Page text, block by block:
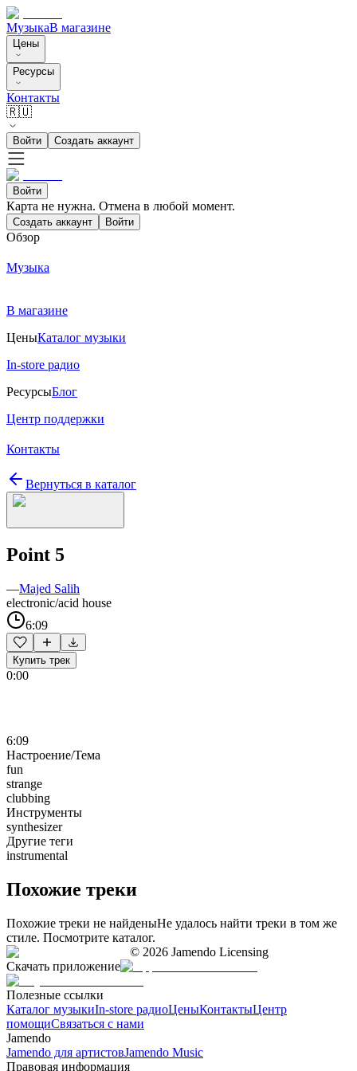
МузыкаВ магазине
Цены
Ресурсы
Контакты
🇷🇺
Войти Создать аккаунт
Войти
Карта не нужна. Отмена в любой момент.
Создать аккаунт Войти
Обзор
Музыка
В магазине
ЦеныКаталог музыки
In-store радио
РесурсыБлог
Центр поддержки
Контакты
Вернуться в каталог
Point 5
—Majed Salih
electronic/acid house
6:09
Купить трек
0:00
6:09
Настроение/Тема
fun
strange
clubbing
Инструменты
synthesizer
Другие теги
instrumental
Похожие треки
Похожие треки не найденыНе удалось найти треки в том же
стиле. Посмотрите каталог.
© 2026 Jamendo Licensing
Скачать приложение
Полезные ссылки
Каталог музыкиIn-store радиоЦеныКонтактыЦентр
помощиСвязаться с нами
Jamendo
Jamendo для артистовJamendo Music
Правовая информация